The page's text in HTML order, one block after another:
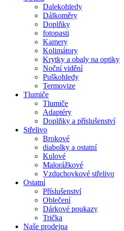
Dalekohledy
Dálkoměry
Doplňky
fotopasti
Kamery
Kolimátory
Krytky a obaly na optiky
Noční vidění
Puškohledy
Termovize
Tlumiče
Tlumiče
Adaptéry
Doplňky a příslušenství
Střelivo
Brokové
diabolky a ostatní
Kulové
Malorážkové
Vzduchovkové střelivo
Ostatní
Příslušenství
Oblečení
Dárkové poukazy
Trička
Naše prodejna